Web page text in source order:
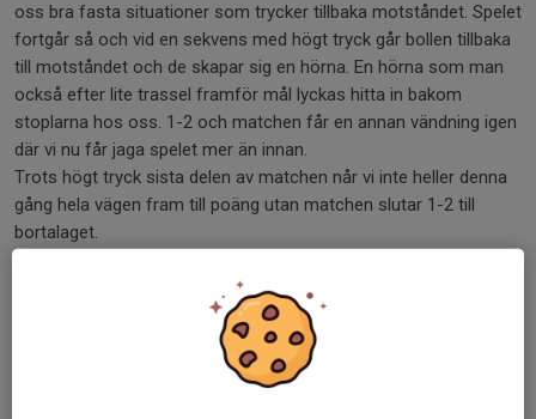
oss bra fasta situationer som trycker tillbaka motståndet. Spelet
fortgår så och vid en sekvens med högt tryck går bollen tillbaka
till motståndet och de skapar sig en hörna. En hörna som man
också efter lite trassel framför mål lyckas hitta in bakom
stoplarna hos oss. 1-2 och matchen får en annan vändning igen
där vi nu får jaga spelet mer än innan.
Trots högt tryck sista delen av matchen når vi inte heller denna
gång hela vägen fram till poäng utan matchen slutar 1-2 till
bortalaget.
Vi gör en i helhet bra match och är med i nästa 90 minuter.
Spelbilden ser ut som de tidigare matcherna och den ena
skillnaden är att vi släpper in något mål mindre denna kväll. Så
spelet är på god väg till något bra och vi ser framemot nästa